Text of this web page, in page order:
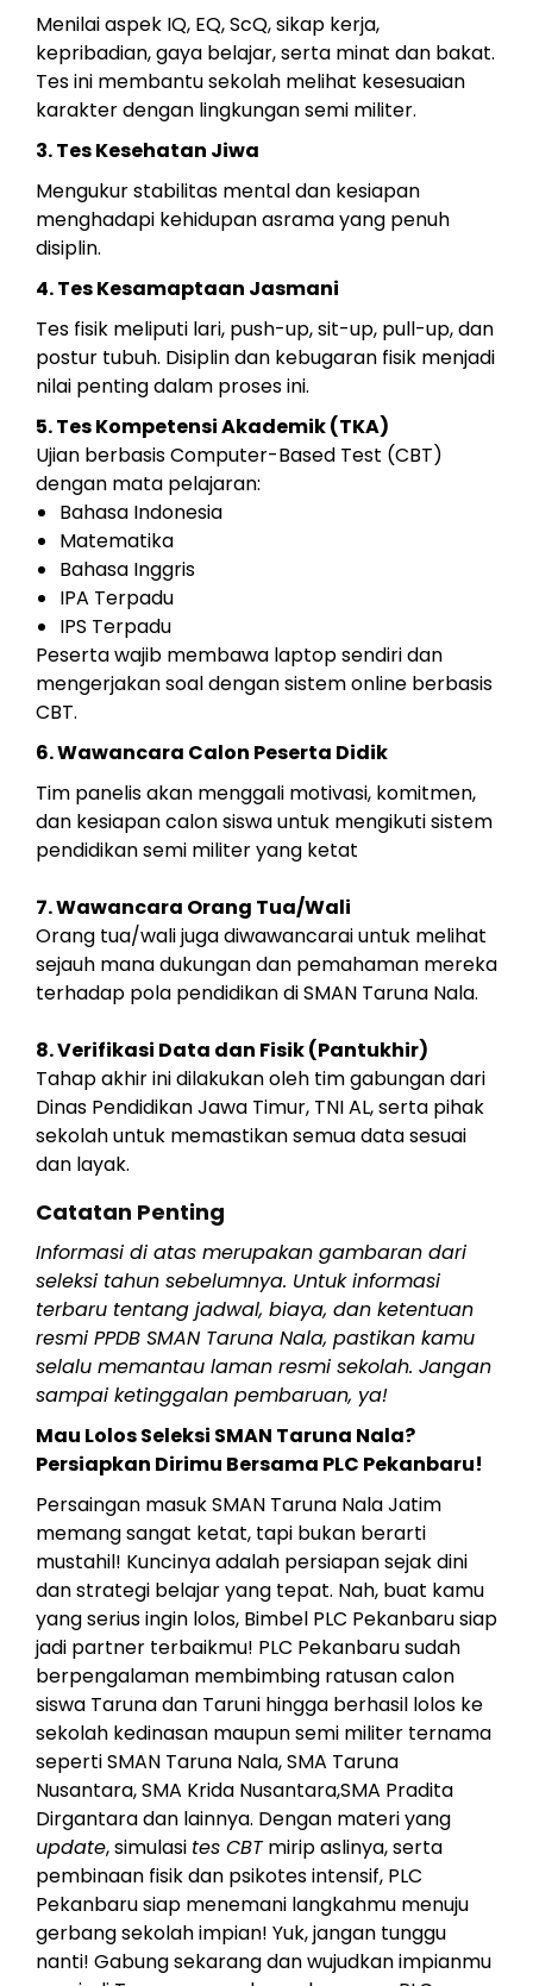
Menilai aspek IQ, EQ, ScQ, sikap kerja,
kepribadian, gaya belajar, serta minat dan bakat.
Tes ini membantu sekolah melihat kesesuaian
karakter dengan lingkungan semi militer.
3. Tes Kesehatan Jiwa
Mengukur stabilitas mental dan kesiapan
menghadapi kehidupan asrama yang penuh
disiplin.
4. Tes Kesamaptaan Jasmani
Tes fisik meliputi lari, push-up, sit-up, pull-up, dan
postur tubuh. Disiplin dan kebugaran fisik menjadi
nilai penting dalam proses ini.
5. Tes Kompetensi Akademik (TKA)
Ujian berbasis Computer-Based Test (CBT)
dengan mata pelajaran:
Bahasa Indonesia
Matematika
Bahasa Inggris
IPA Terpadu
IPS Terpadu
Peserta wajib membawa laptop sendiri dan
mengerjakan soal dengan sistem online berbasis
CBT.
6. Wawancara Calon Peserta Didik
Tim panelis akan menggali motivasi, komitmen,
dan kesiapan calon siswa untuk mengikuti sistem
pendidikan semi militer yang ketat
7. Wawancara Orang Tua/Wali
Orang tua/wali juga diwawancarai untuk melihat
sejauh mana dukungan dan pemahaman mereka
terhadap pola pendidikan di SMAN Taruna Nala.
8. Verifikasi Data dan Fisik (Pantukhir)
Tahap akhir ini dilakukan oleh tim gabungan dari
Dinas Pendidikan Jawa Timur, TNI AL, serta pihak
sekolah untuk memastikan semua data sesuai
dan layak.
Catatan Penting
Informasi di atas merupakan gambaran dari
seleksi tahun sebelumnya. Untuk informasi
terbaru tentang jadwal, biaya, dan ketentuan
resmi PPDB SMAN Taruna Nala, pastikan kamu
selalu memantau laman resmi sekolah. Jangan
sampai ketinggalan pembaruan, ya!
Mau Lolos Seleksi SMAN Taruna Nala?
Persiapkan Dirimu Bersama PLC Pekanbaru!
Persaingan masuk SMAN Taruna Nala Jatim
memang sangat ketat, tapi bukan berarti
mustahil! Kuncinya adalah persiapan sejak dini
dan strategi belajar yang tepat. Nah, buat kamu
yang serius ingin lolos, Bimbel PLC Pekanbaru siap
jadi partner terbaikmu! PLC Pekanbaru sudah
berpengalaman membimbing ratusan calon
siswa Taruna dan Taruni hingga berhasil lolos ke
sekolah kedinasan maupun semi militer ternama
seperti SMAN Taruna Nala, SMA Taruna
Nusantara, SMA Krida Nusantara,SMA Pradita
Dirgantara dan lainnya. Dengan materi yang
update, simulasi tes CBTmirip aslinya, serta
pembinaan fisik dan psikotes intensif, PLC
Pekanbaru siap menemani langkahmu menuju
gerbang sekolah impian! Yuk, jangan tunggu
nanti! Gabung sekarang dan wujudkan impianmu